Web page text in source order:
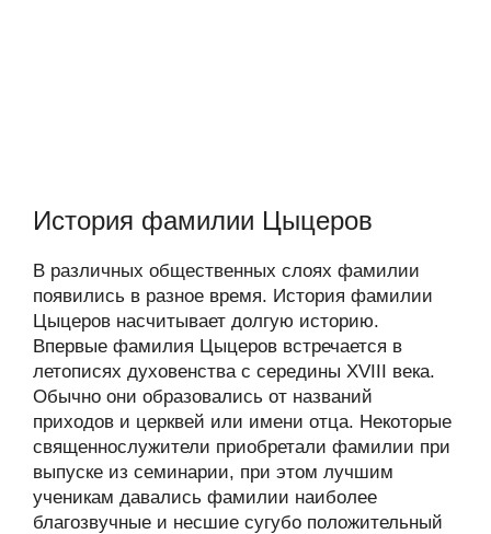
История фамилии Цыцеров
В различных общественных слоях фамилии
появились в разное время. История фамилии
Цыцеров насчитывает долгую историю.
Впервые фамилия Цыцеров встречается в
летописях духовенства с середины XVIII века.
Обычно они образовались от названий
приходов и церквей или имени отца. Некоторые
священнослужители приобретали фамилии при
выпуске из семинарии, при этом лучшим
ученикам давались фамилии наиболее
благозвучные и несшие сугубо положительный